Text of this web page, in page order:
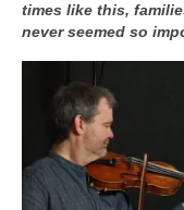
times like this,
never seemed so